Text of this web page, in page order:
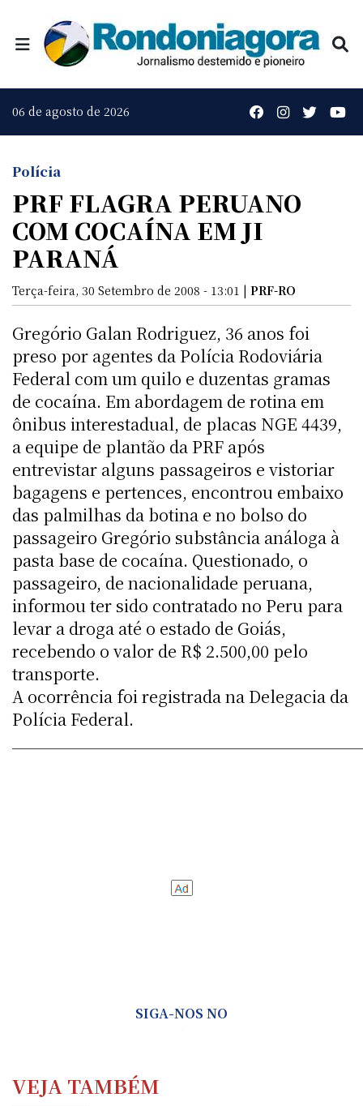
06 de agosto de 2026
Polícia
PRF FLAGRA PERUANO
COM COCAÍNA EM JI
PARANÁ
Terça-feira, 30 Setembro de 2008 - 13:01 | PRF-RO
Gregório Galan Rodriguez, 36 anos foi
preso por agentes da Polícia Rodoviária
Federal com um quilo e duzentas gramas
de cocaína. Em abordagem de rotina em
ônibus interestadual, de placas NGE 4439,
a equipe de plantão da PRF após
entrevistar alguns passageiros e vistoriar
bagagens e pertences, encontrou embaixo
das palmilhas da botina e no bolso do
passageiro Gregório substância análoga à
pasta base de cocaína. Questionado, o
passageiro, de nacionalidade peruana,
informou ter sido contratado no Peru para
levar a droga até o estado de Goiás,
recebendo o valor de R$ 2.500,00 pelo
transporte.
A ocorrência foi registrada na Delegacia da
Polícia Federal.
SIGA-NOS NO
VEJA TAMBÉM